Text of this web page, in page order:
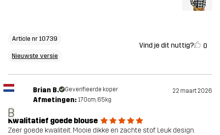
Article nr 10739
Nieuwste versie
Vind je dit nuttig? 0
B
Brian B. Geverifieerde koper 22 maart 2026
Afmetingen: 170cm, 65kg
Kwalitatief goede blouse
Zeer goede kwaliteit. Mooie dikke en zachte stof. Leuk design.